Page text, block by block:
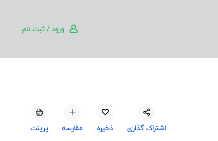
ورود / ثبت نام
اشتراک گذاری ذخیره مقایسه پرینت